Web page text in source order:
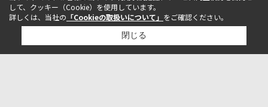
して、クッキー（Cookie）を使用しています。
詳しくは、当社の 「Cookieの取扱いについて」 をご確認ください。
閉じる